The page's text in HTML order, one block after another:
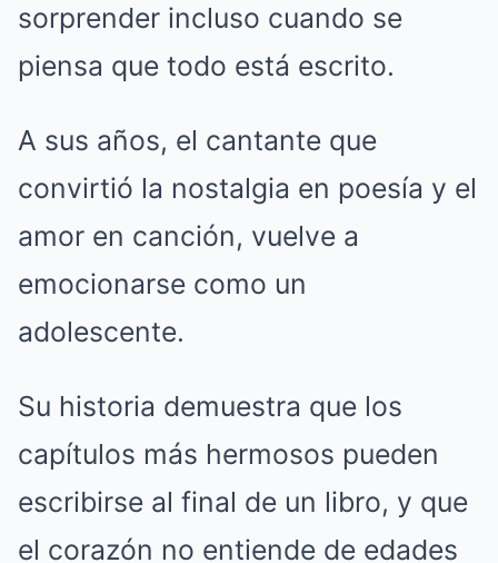
sorprender incluso cuando se
piensa que todo está escrito.
A sus años, el cantante que
convirtió la nostalgia en poesía y el
amor en canción, vuelve a
emocionarse como un
adolescente.
Su historia demuestra que los
capítulos más hermosos pueden
escribirse al final de un libro, y que
el corazón no entiende de edades